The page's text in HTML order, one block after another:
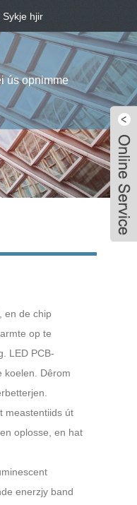
ús opnimme
en de chip
op te
LED PCB-
koelen. Dêrom
meastentiids út
oplosse, en hat
enerzjy band